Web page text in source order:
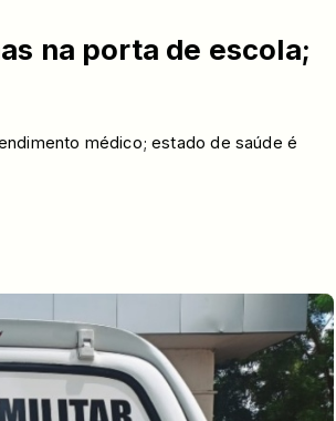
na porta de escola;
médico; estado de saúde é